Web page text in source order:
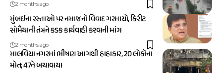
2 months ago
મુંબઈના રસ્તાઓ પર નમાજનો વિવાદ ગરમાયો, કિરીટ
સોમૈયાની તંત્રને કડક કાર્યવાહી કરવાની માંગ
2 months ago
માલવિયા નગરમાં ભીષણ આગથી હાહાકાર, 20 લોકોના
મોત; 47ને બચાવાયા